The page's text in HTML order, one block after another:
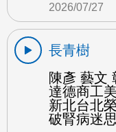
2026/07/27
長青樹
陳彥 藝文
達德商工
新北台北
破腎病迷